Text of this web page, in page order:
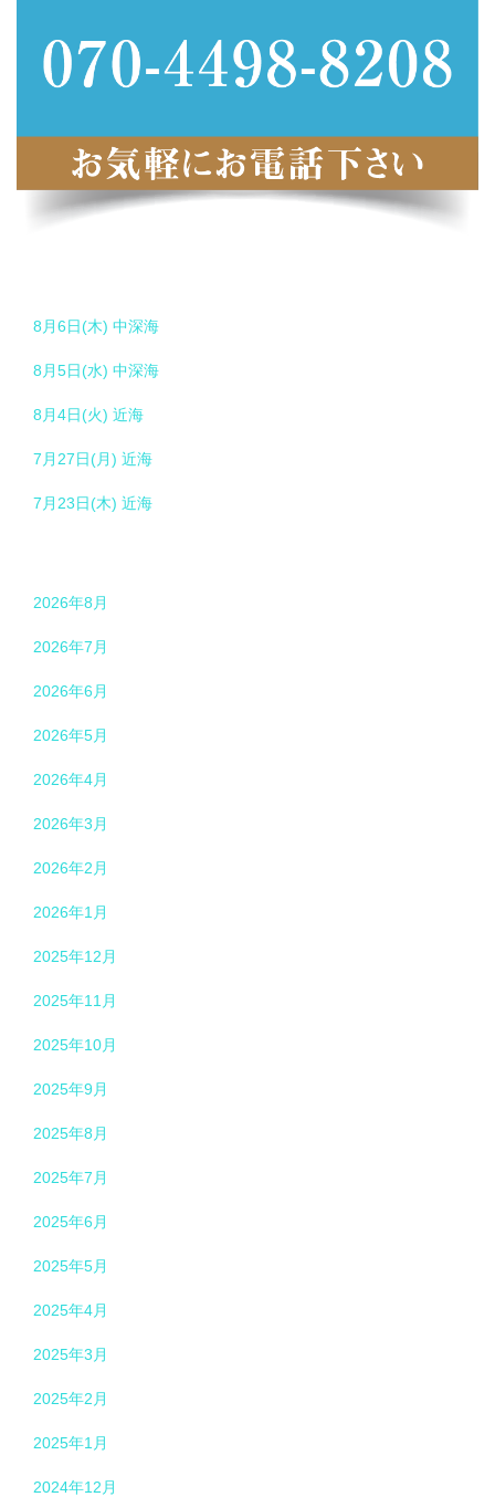
8月6日(木) 中深海
8月5日(水) 中深海
8月4日(火) 近海
7月27日(月) 近海
7月23日(木) 近海
2026年8月
2026年7月
2026年6月
2026年5月
2026年4月
2026年3月
2026年2月
2026年1月
2025年12月
2025年11月
2025年10月
2025年9月
2025年8月
2025年7月
2025年6月
2025年5月
2025年4月
2025年3月
2025年2月
2025年1月
2024年12月